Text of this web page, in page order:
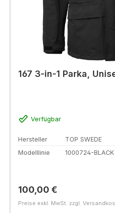
167 3-in-1 Parka,
Verfügbar
Hersteller
TOP SWEDE
Modelllinie
1000724-BLACK
Regulärer Preis:
100,00 €
Preise exkl. MwSt. zzgl.